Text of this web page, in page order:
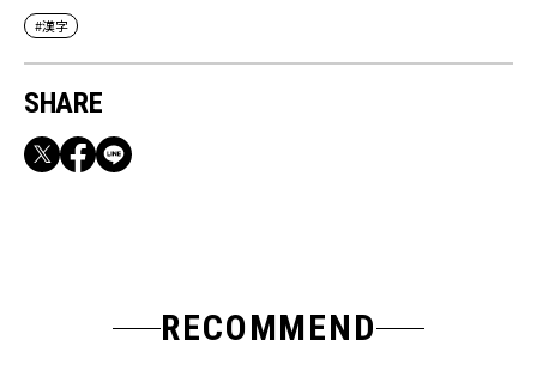
#漢字
SHARE
RECOMMEND